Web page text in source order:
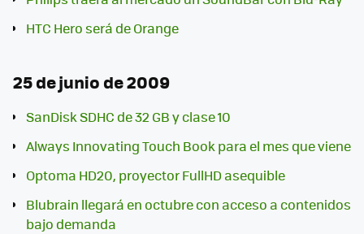
HTC Hero será de Orange
25 de junio de 2009
SanDisk SDHC de 32 GB y clase 10
Always Innovating Touch Book para el mes que viene
Optoma HD20, proyector FullHD asequible
Blubrain llegará en octubre con acceso a contenidos
bajo demanda